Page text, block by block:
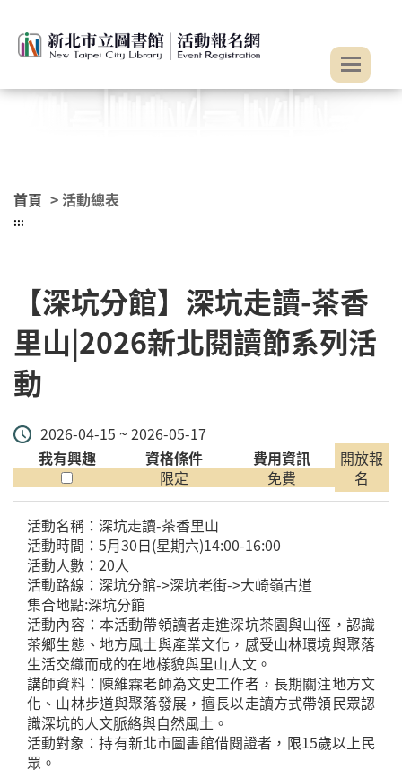
首頁 > 活動總表
:::
【深坑分館】深坑走讀-茶香
里山|2026新北閱讀節系列活
動
2026-04-15 ~ 2026-05-17
我有興趣
資格條件
限定
費用資訊
免費
開放報
名
活動名稱：深坑走讀-茶香里山
活動時間：5月30日(星期六)14:00-16:00
活動人數：20人
活動路線：深坑分館->深坑老街->大崎嶺古道
集合地點:深坑分館
活動內容：本活動帶領讀者走進深坑茶園與山徑，認識
茶鄉生態、地方風土與產業文化，感受山林環境與聚落
生活交織而成的在地樣貌與里山人文。
講師資料：陳維霖老師為文史工作者，長期關注地方文
化、山林步道與聚落發展，擅長以走讀方式帶領民眾認
識深坑的人文脈絡與自然風土。
活動對象：持有新北市圖書館借閱證者，限15歲以上民
眾。